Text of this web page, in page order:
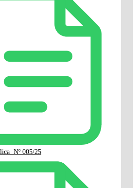
Nº 005/25